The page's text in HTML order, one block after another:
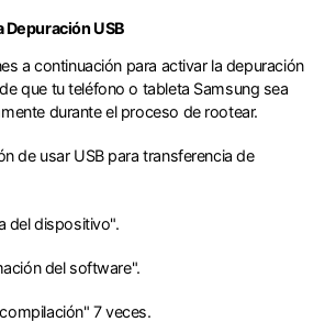
Depuración USB
a continuación para activar la depuración
que tu teléfono o tableta Samsung sea
durante el proceso de rootear.
de usar USB para transferencia de
del dispositivo".
del software".
7 veces.